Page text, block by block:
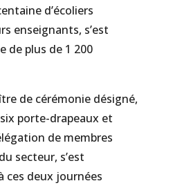
d’écoliers
enseignants, s’est
de plus de 1 200
de cérémonie désigné,
porte-drapeaux et
de membres
secteur, s’est
ces deux journées